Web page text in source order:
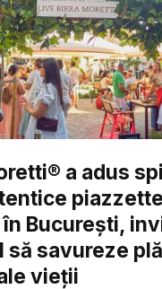
a adus
piazzette
București,
să savureze
vieții